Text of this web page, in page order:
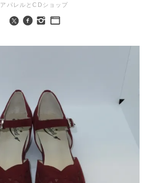
アパレルとCDショップ